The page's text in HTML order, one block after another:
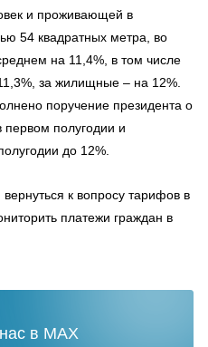
и проживающей в
54 квадратных метра, во
на 11,4%, в том числе
за жилищные – на 12%.
поручение президента о
полугодии и
до 12%.
к вопросу тарифов в
платежи граждан в
в MAX